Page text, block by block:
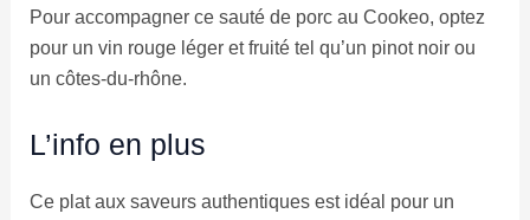
Pour accompagner ce sauté de porc au Cookeo, optez
pour un vin rouge léger et fruité tel qu’un pinot noir ou
un côtes-du-rhône.
L’info en plus
Ce plat aux saveurs authentiques est idéal pour un